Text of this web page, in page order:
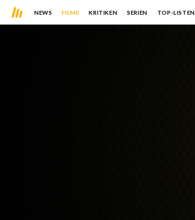
NEWS FILME KRITIKEN SERIEN TOP-LISTEN